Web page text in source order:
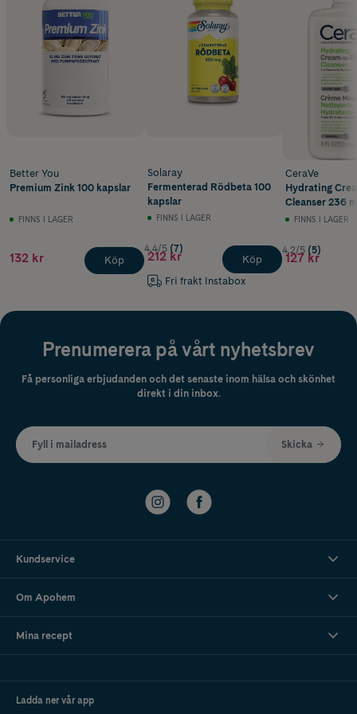
Better You
Premium Zink 100 kapslar
FINNS I LAGER
132 kr Köp
Solaray
Fermenterad Rödbeta 100
kapslar
FINNS I LAGER
4.4/5 (7)
212 kr
Fri frakt Instabox
Köp
CeraVe
Hydrating
Cleanser 236
FINNS I LAGER
4.2/5 (5)
127 kr
Prenumerera på vårt nyhetsbrev
Få personliga erbjudanden och det senaste inom hälsa och skönhet
direkt i din inbox.
Fyll i mailadress Skicka
Kundservice
Om Apohem
Mina recept
Ladda ner vår app